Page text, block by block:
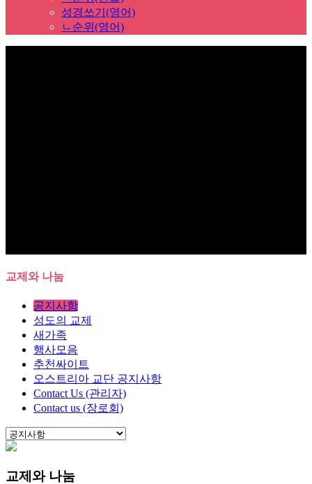
성경쓰기(영어)
ㄴ순위(영어)
교제와 나눔
공지사항
성도의 교제
새가족
행사모음
추천싸이트
오스트리아 교단 공지사항
Contact Us (관리자)
Contact us (장로회)
교제와 나눔